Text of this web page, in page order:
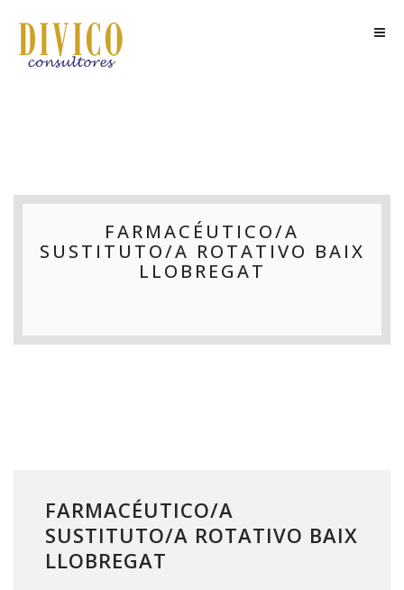
FARMACÉUTICO/A
SUSTITUTO/A ROTATIVO BAIX
LLOBREGAT
FARMACÉUTICO/A
SUSTITUTO/A ROTATIVO BAIX
LLOBREGAT